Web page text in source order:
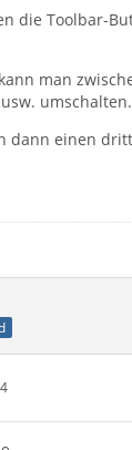
die Toolbar-
man
umschalten.
dann einen